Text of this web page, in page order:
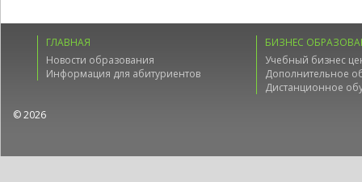
ГЛАВНАЯ
Новости образования
Информация для абитуриентов
БИЗНЕС
Учебный бизнес
Дополнительное
Дистанционное
© 2026